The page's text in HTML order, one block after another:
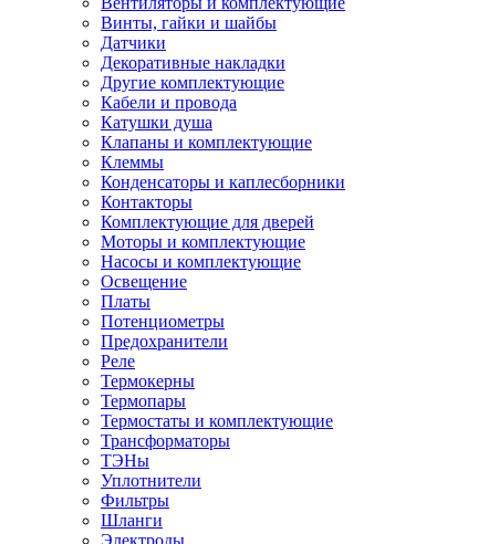
Винты, гайки и шайбы
Датчики
Декоративные накладки
Другие комплектующие
Кабели и провода
Катушки душа
Клапаны и комплектующие
Клеммы
Конденсаторы и каплесборники
Контакторы
Комплектующие для дверей
Моторы и комплектующие
Насосы и комплектующие
Освещение
Платы
Потенциометры
Предохранители
Реле
Термокерны
Термопары
Термостаты и комплектующие
Трансформаторы
ТЭНы
Уплотнители
Фильтры
Шланги
Электроды